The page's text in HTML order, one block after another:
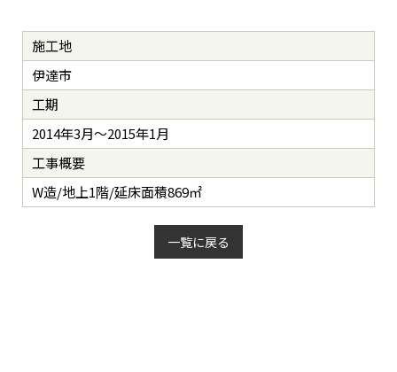
施工地
伊達市
工期
2014年3月～2015年1月
工事概要
W造/地上1階/延床面積869㎡
一覧に戻る